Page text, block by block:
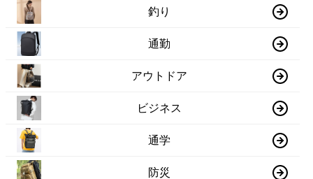
釣り
通勤
アウトドア
ビジネス
通学
防災